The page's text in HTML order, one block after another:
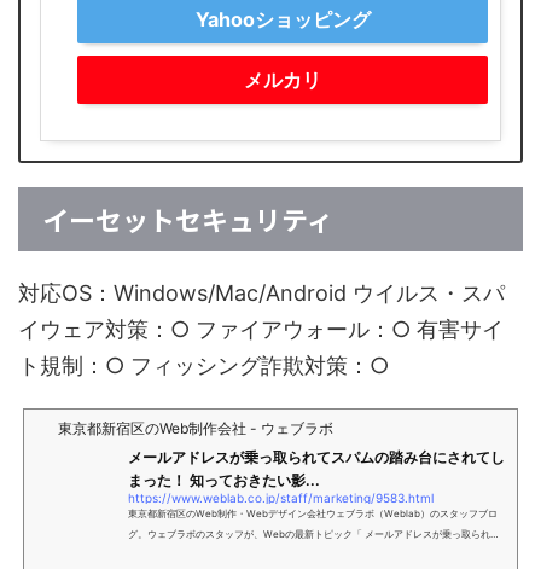
Yahooショッピング
メルカリ
イーセットセキュリティ
対応OS：Windows/Mac/Android ウイルス・スパ
イウェア対策：○ ファイアウォール：○ 有害サイ
ト規制：○ フィッシング詐欺対策：○
東京都新宿区のWeb制作会社 - ウェブラボ
メールアドレスが乗っ取られてスパムの踏み台にされてし
まった！ 知っておきたい影...
https://www.weblab.co.jp/staff/marketing/9583.html
東京都新宿区のWeb制作・Webデザイン会社ウェブラボ（Weblab）のスタッフブロ
グ。ウェブラボのスタッフが、Webの最新トピック「 メールアドレスが乗っ取られて